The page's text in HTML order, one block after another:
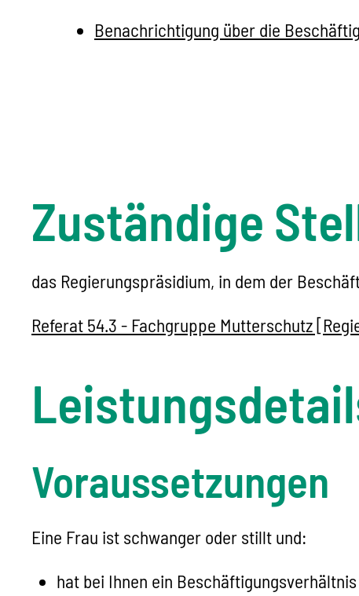
Benachrichtigung über die
Zuständige
das Regierungspräsidium, in dem der
Referat 54.3 - Fachgruppe Mutterschutz
Voraussetzungen
Eine Frau ist schwanger oder stillt und:
hat bei Ihnen ein Beschäftigungsverhältnis